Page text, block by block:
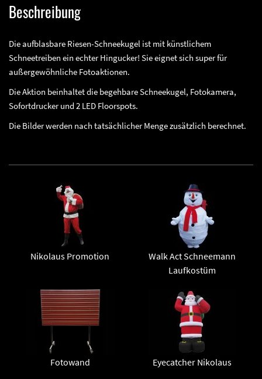
Beschreibung
Die aufblasbare Riesen-Schneekugel ist mit künstlichem
Schneetreiben ein echter Hingucker! Sie eignet sich super für
außergewöhnliche Fotoaktionen.
Die Aktion beinhaltet die begehbare Schneekugel, Fotokamera,
Sofortdrucker und 2 LED Floorspots.
Die Bilder werden nach tatsächlicher Menge zusätzlich berechnet.
Nikolaus Promotion
Walk Act Schneemann
Laufkostüm
Fotowand Eyecatcher Nikolaus